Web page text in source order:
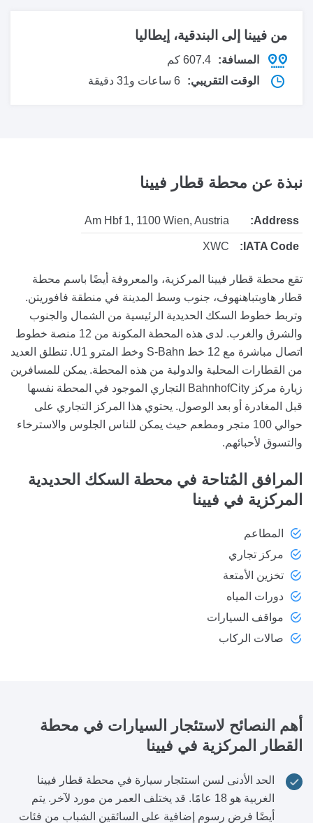
من فيينا إلى البندقية، إيطاليا
المسافة:
607.4 كم
الوقت التقريبي:
6 ساعات و31 دقيقة
نبذة عن محطة قطار فيينا
Address:
Am Hbf 1, 1100 Wien, Austria
IATA Code:
XWC
تقع محطة قطار فيينا المركزية، والمعروفة أيضًا باسم محطة
قطار هاوبتباهنهوف، جنوب وسط المدينة في منطقة فافوريتن.
وتربط خطوط السكك الحديدية الرئيسية من الشمال والجنوب
والشرق والغرب. لدى هذه المحطة المكونة من 12 منصة خطوط
اتصال مباشرة مع 12 خط S-Bahn وخط المترو U1. تنطلق العديد
من القطارات المحلية والدولية من هذه المحطة. يمكن للمسافرين
زيارة مركز BahnhofCity التجاري الموجود في المحطة نفسها
قبل المغادرة أو بعد الوصول. يحتوي هذا المركز التجاري على
حوالي 100 متجر ومطعم حيث يمكن للناس الجلوس والاسترخاء
والتسوق لأحبائهم.
المرافق المُتاحة في محطة السكك الحديدية
المركزية في فيينا
المطاعم
مركز تجاري
تخزين الأمتعة
دورات المياه
مواقف السيارات
صالات الركاب
أهم النصائح لاستئجار السيارات في محطة
القطار المركزية في فيينا
الحد الأدنى لسن استئجار سيارة في محطة قطار فيينا
الغربية هو 18 عامًا. قد يختلف العمر من مورد لآخر. يتم
أيضًا فرض رسوم إضافية على السائقين الشباب من فئات